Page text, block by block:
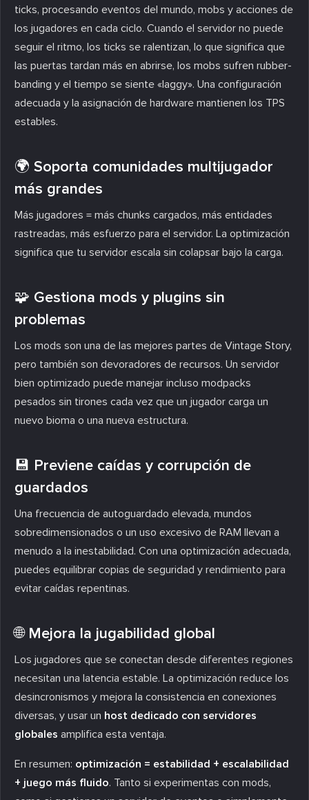
ticks, procesando eventos del mundo, mobs y acciones de
los jugadores en cada ciclo. Cuando el servidor no puede
seguir el ritmo, los ticks se ralentizan, lo que significa que
las puertas tardan más en abrirse, los mobs sufren rubber-
banding y el tiempo se siente «laggy». Una configuración
adecuada y la asignación de hardware mantienen los TPS
estables.
🌍 Soporta comunidades multijugador
más grandes
Más jugadores = más chunks cargados, más entidades
rastreadas, más esfuerzo para el servidor. La optimización
significa que tu servidor escala sin colapsar bajo la carga.
🧩 Gestiona mods y plugins sin
problemas
Los mods son una de las mejores partes de Vintage Story,
pero también son devoradores de recursos. Un servidor
bien optimizado puede manejar incluso modpacks
pesados sin tirones cada vez que un jugador carga un
nuevo bioma o una nueva estructura.
💾 Previene caídas y corrupción de
guardados
Una frecuencia de autoguardado elevada, mundos
sobredimensionados o un uso excesivo de RAM llevan a
menudo a la inestabilidad. Con una optimización adecuada,
puedes equilibrar copias de seguridad y rendimiento para
evitar caídas repentinas.
🌐 Mejora la jugabilidad global
Los jugadores que se conectan desde diferentes regiones
necesitan una latencia estable. La optimización reduce los
desincronismos y mejora la consistencia en conexiones
diversas, y usar un host dedicado con servidores
globales amplifica esta ventaja.
En resumen: optimización = estabilidad + escalabilidad
+ juego más fluido. Tanto si experimentas con mods,